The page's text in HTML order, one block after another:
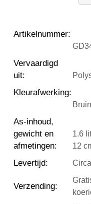
Artikelnummer:
Vervaardigd
uit:
Kleurafwerking:
As-inhoud,
gewicht en
afmetingen:
1.6
12
Levertijd:
Verzending: